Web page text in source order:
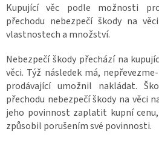
Kupující věc podle možnosti
přechodu nebezpečí škody na
vlastnostech a množství.
Nebezpečí škody přechází na
věci. Týž následek má,
prodávající umožnil nakládat.
přechodu nebezpečí škody na věci
jeho povinnost zaplatit kupní
způsobil porušením své povinnosti.